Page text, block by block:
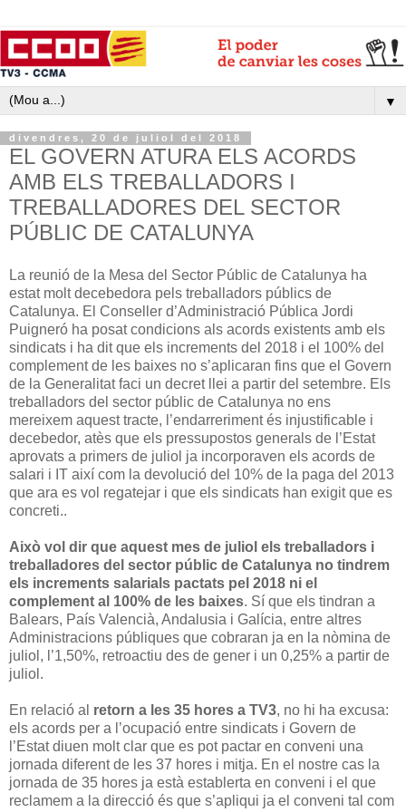
▼
divendres, 20 de juliol del 2018
EL GOVERN ATURA ELS ACORDS
AMB ELS TREBALLADORS I
TREBALLADORES DEL SECTOR
PÚBLIC DE CATALUNYA
La reunió de la Mesa del Sector Públic de Catalunya ha
estat molt decebedora pels treballadors públics de
Catalunya. El Conseller d’Administració Pública Jordi
Puigneró ha posat condicions als acords existents amb els
sindicats i ha dit que els increments del 2018 i el 100% del
complement de les baixes no s’aplicaran fins que el Govern
de la Generalitat faci un decret llei a partir del setembre. Els
treballadors del sector públic de Catalunya no ens
mereixem aquest tracte, l’endarreriment és injustificable i
decebedor, atès que els pressupostos generals de l’Estat
aprovats a primers de juliol ja incorporaven els acords de
salari i IT així com la devolució del 10% de la paga del 2013
que ara es vol regatejar i que els sindicats han exigit que es
concreti..
Això vol dir que aquest mes de juliol els treballadors i
treballadores del sector públic de Catalunya no tindrem
els increments salarials pactats pel 2018 ni el
complement al 100% de les baixes. Sí que els tindran a
Balears, País Valencià, Andalusia i Galícia, entre altres
Administracions públiques que cobraran ja en la nòmina de
juliol, l’1,50%, retroactiu des de gener i un 0,25% a partir de
juliol.
En relació al retorn a les 35 hores a TV3, no hi ha excusa:
els acords per a l’ocupació entre sindicats i Govern de
l’Estat diuen molt clar que es pot pactar en conveni una
jornada diferent de les 37 hores i mitja. En el nostre cas la
jornada de 35 hores ja està establerta en conveni i el que
reclamem a la direcció és que s’apliqui ja el conveni tal com